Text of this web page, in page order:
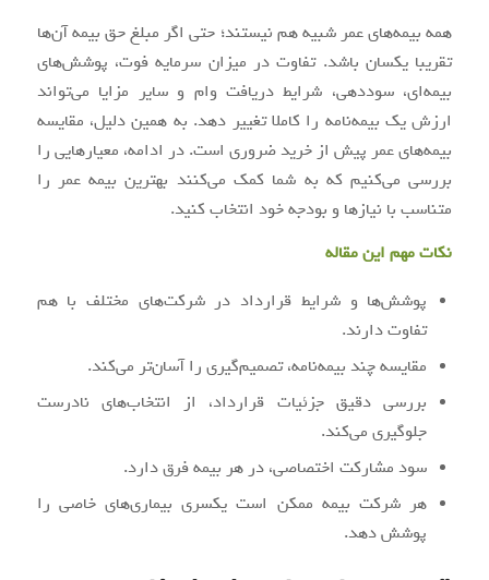
همه بیمه‌های عمر شبیه هم نیستند؛ حتی اگر مبلغ حق بیمه آن‌ها
تقریبا یکسان باشد. تفاوت در میزان سرمایه فوت، پوشش‌های
بیمه‌ای، سوددهی، شرایط دریافت وام و سایر مزایا می‌تواند
ارزش یک بیمه‌نامه را کاملا تغییر دهد. به همین دلیل، مقایسه
بیمه‌های عمر پیش از خرید ضروری است. در ادامه، معیارهایی را
بررسی می‌کنیم که به شما کمک می‌کنند بهترین بیمه عمر را
متناسب با نیازها و بودجه خود انتخاب کنید.
نکات مهم این مقاله
پوشش‌ها و شرایط قرارداد در شرکت‌های مختلف با هم
تفاوت دارند.
مقایسه چند بیمه‌نامه، تصمیم‌گیری را آسان‌تر می‌کند.
بررسی دقیق جزئیات قرارداد، از انتخاب‌های نادرست
جلوگیری می‌کند.
سود مشارکت اختصاصی، در هر بیمه فرق دارد.
هر شرکت بیمه ممکن است یکسری بیماری‌های خاصی را
پوشش دهد.